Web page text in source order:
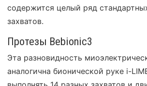
содержится целый ряд
захватов.
Протезы Bebionic3
Эта разновидность
аналогична бионической руке i-